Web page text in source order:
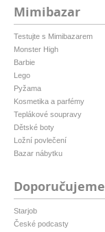
Mimibazar
Testujte s Mimibazarem
Monster High
Barbie
Lego
Pyžama
Kosmetika a parfémy
Teplákové soupravy
Dětské boty
Ložní povlečení
Bazar nábytku
Doporučujeme
Starjob
České podcasty